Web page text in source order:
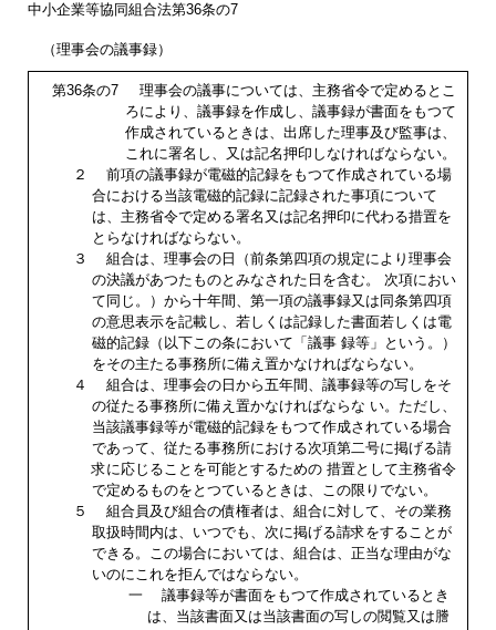
中小企業等協同組合法第36条の7
（理事会の議事録）
第36条の7
理事会の議事については、主務省令で定めるとこ
ろにより、議事録を作成し、議事録が書面をもつて
作成されているときは、出席した理事及び監事は、
これに署名し、又は記名押印しなければならない。
２
前項の議事録が電磁的記録をもつて作成されている場
合における当該電磁的記録に記録された事項について
は、主務省令で定める署名又は記名押印に代わる措置を
とらなければならない。
３
組合は、理事会の日（前条第四項の規定により理事会
の決議があつたものとみなされた日を含む。 次項におい
て同じ。）から十年間、第一項の議事録又は同条第四項
の意思表示を記載し、若しくは記録した書面若しくは電
磁的記録（以下この条において「議事 録等」という。）
をその主たる事務所に備え置かなければならない。
４
組合は、理事会の日から五年間、議事録等の写しをそ
の従たる事務所に備え置かなければならな い。ただし、
当該議事録等が電磁的記録をもつて作成されている場合
であって、従たる事務所における次項第二号に掲げる請
求に応じることを可能とするための 措置として主務省令
で定めるものをとつているときは、この限りでない。
５
組合員及び組合の債権者は、組合に対して、その業務
取扱時間内は、いつでも、次に掲げる請求をすることが
できる。この場合においては、組合は、正当な理由がな
いのにこれを拒んではならない。
一
議事録等が書面をもつて作成されているとき
は、当該書面又は当該書面の写しの閲覧又は謄